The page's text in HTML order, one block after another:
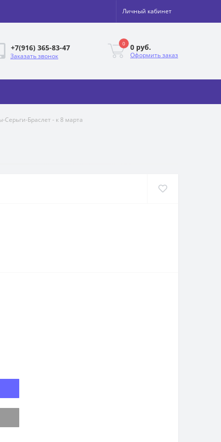
Личный кабинет
+7(916) 365-83-47
Заказать звонок
0 0 руб.
Оформить заказ
Серьги-Браслет - к 8 марта